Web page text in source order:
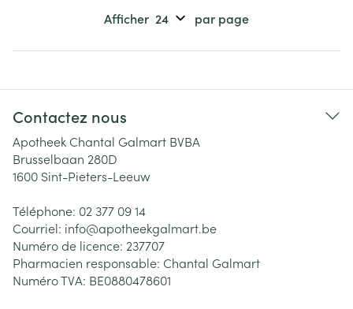
Afficher par page
Contactez nous
Apotheek Chantal Galmart BVBA
Brusselbaan 280D
1600 Sint-Pieters-Leeuw
Téléphone: 02 377 09 14
Courriel: info@apotheekgalmart.be
Numéro de licence: 237707
Pharmacien responsable: Chantal Galmart
Numéro TVA: BE0880478601